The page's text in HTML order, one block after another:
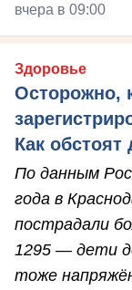
вчера в 09:00
Здоровье
Осторожно,
Как
По данным
года в
пострадали
1295 — дети
тоже